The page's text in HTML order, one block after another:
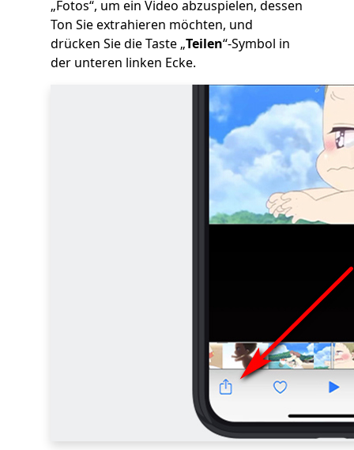
„Fotos“, um ein Video abzuspielen, dessen
Ton Sie extrahieren möchten, und
drücken Sie die Taste „Teilen“-Symbol in
der unteren linken Ecke.